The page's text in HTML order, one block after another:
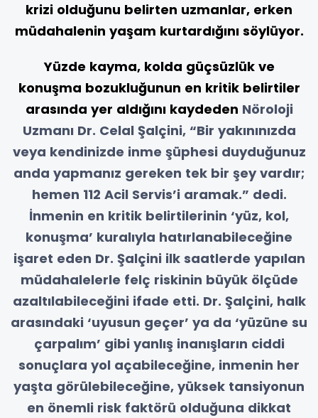
krizi olduğunu belirten uzmanlar, erken
müdahalenin yaşam kurtardığını söylüyor.
Yüzde kayma, kolda güçsüzlük ve
konuşma bozukluğunun en kritik belirtiler
arasında yer aldığını kaydeden Nöroloji
Uzmanı Dr. Celal Şalçini, “Bir yakınınızda
veya kendinizde inme şüphesi duyduğunuz
anda yapmanız gereken tek bir şey vardır;
hemen 112 Acil Servis’i aramak.” dedi.
İnmenin en kritik belirtilerinin ‘yüz, kol,
konuşma’ kuralıyla hatırlanabileceğine
işaret eden Dr. Şalçini ilk saatlerde yapılan
müdahalelerle felç riskinin büyük ölçüde
azaltılabileceğini ifade etti. Dr. Şalçini, halk
arasındaki ‘uyusun geçer’ ya da ‘yüzüne su
çarpalım’ gibi yanlış inanışların ciddi
sonuçlara yol açabileceğine, inmenin her
yaşta görülebileceğine, yüksek tansiyonun
en önemli risk faktörü olduğuna dikkat